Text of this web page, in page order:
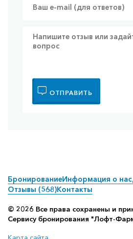
ОТПРАВИТЬ
БронированиеИнформация о нас
Отзывы (568)Контакты
© 2026 Все права сохранены и
Сервису бронирования "Лофт-